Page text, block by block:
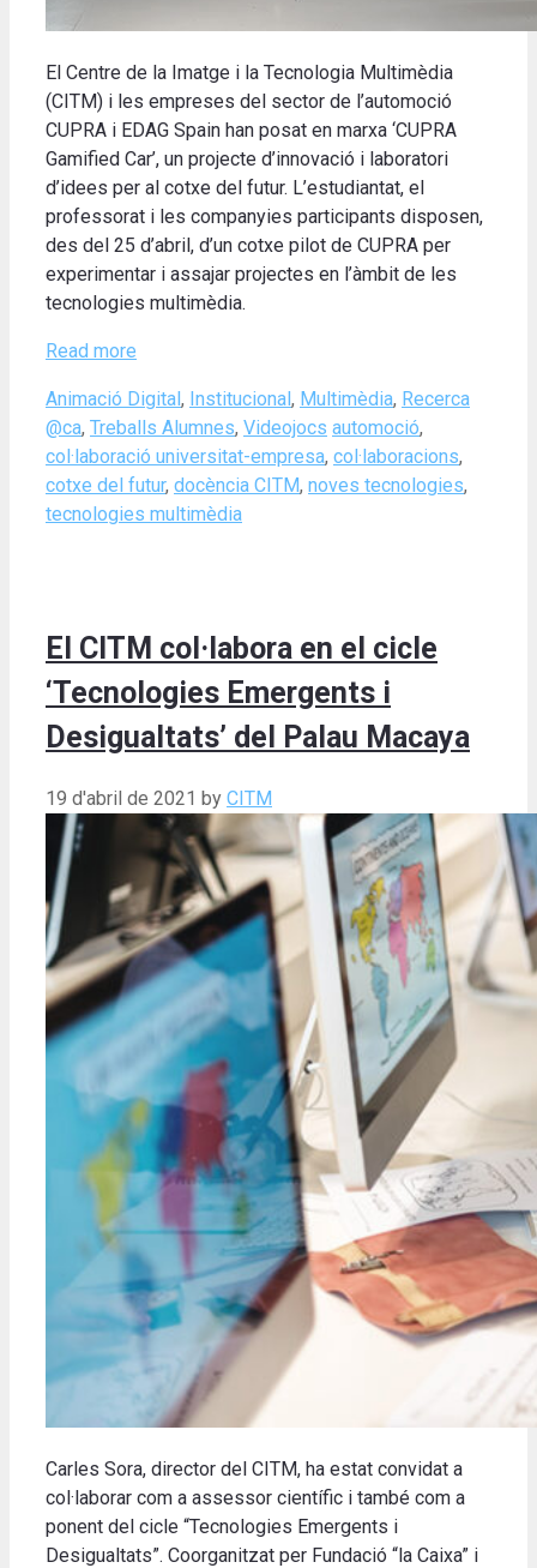
El Centre de la Imatge i la Tecnologia Multimèdia
(CITM) i les empreses del sector de l’automoció
CUPRA i EDAG Spain han posat en marxa ‘CUPRA
Gamified Car’, un projecte d’innovació i laboratori
d’idees per al cotxe del futur. L’estudiantat, el
professorat i les companyies participants disposen,
des del 25 d’abril, d’un cotxe pilot de CUPRA per
experimentar i assajar projectes en l’àmbit de les
tecnologies multimèdia.
Read more
Categories
Animació Digital , Institucional , Multimèdia, Recerca
@ca, Treballs Alumnes, Videojocs Tags
automoció,
col·laboració universitat-empresa, col·laboracions,
cotxe del futur, docència CITM, noves tecnologies,
tecnologies multimèdia
El CITM col·labora en el cicle
‘Tecnologies Emergents i
Desigualtats’ del Palau Macaya
19 d'abril de 2021 by CITM
Carles Sora, director del CITM, ha estat convidat a
col·laborar com a assessor científic i també com a
ponent del cicle “Tecnologies Emergents i
Desigualtats”. Coorganitzat per Fundació “la Caixa” i